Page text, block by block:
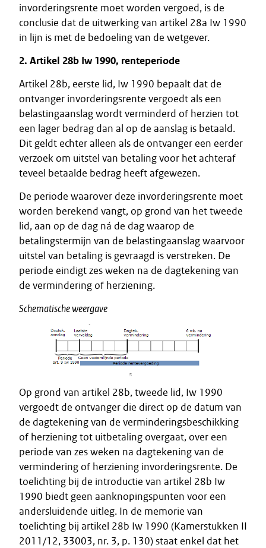
invorderingsrente moet worden vergoed, is de
conclusie dat de uitwerking van artikel 28a Iw 1990
in lijn is met de bedoeling van de wetgever.
2. Artikel 28b Iw 1990, renteperiode
Artikel 28b, eerste lid, Iw 1990 bepaalt dat de
ontvanger invorderingsrente vergoedt als een
belastingaanslag wordt verminderd of herzien tot
een lager bedrag dan al op de aanslag is betaald.
Dit geldt echter alleen als de ontvanger een eerder
verzoek om uitstel van betaling voor het achteraf
teveel betaalde bedrag heeft afgewezen.
De periode waarover deze invorderingsrente moet
worden berekend vangt, op grond van het tweede
lid, aan op de dag ná de dag waarop de
betalingstermijn van de belastingaanslag waarvoor
uitstel van betaling is gevraagd is verstreken. De
periode eindigt zes weken na de dagtekening van
de vermindering of herziening.
Schematische weergave
Op grond van artikel 28b, tweede lid, Iw 1990
vergoedt de ontvanger die direct op de datum van
de dagtekening van de verminderingsbeschikking
of herziening tot uitbetaling overgaat, over een
periode van zes weken na dagtekening van de
vermindering of herziening invorderingsrente. De
toelichting bij de introductie van artikel 28b Iw
1990 biedt geen aanknopingspunten voor een
andersluidende uitleg. In de memorie van
toelichting bij artikel 28b Iw 1990 (Kamerstukken II
2011/12, 33003, nr. 3, p. 130) staat enkel dat het